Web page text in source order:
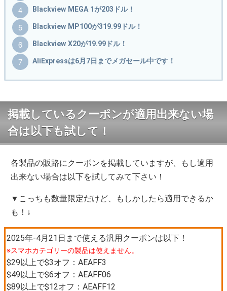
Blackview MEGA 1が203ドル！
Blackview MP100が319.99ドル！
Blackview X20が19.99ドル！
AliExpressは6月7日までメガセール中です！
掲載しているクーポンが適用出来ない場
合は以下も試して！
各製品の販路にクーポンを掲載していますが、もし適用
出来ない場合は以下を試してみて下さい！
▼こっちも数量限定だけど、もしかしたら適用できるか
も！↓
2025年-4月21日まで使える汎用クーポンは以下！
※スマホカテゴリーの製品は使えません。
$29以上で$3オフ：AEAFF3
$49以上で$6オフ：AEAFF06
$89以上で$12オフ：AEAFF12